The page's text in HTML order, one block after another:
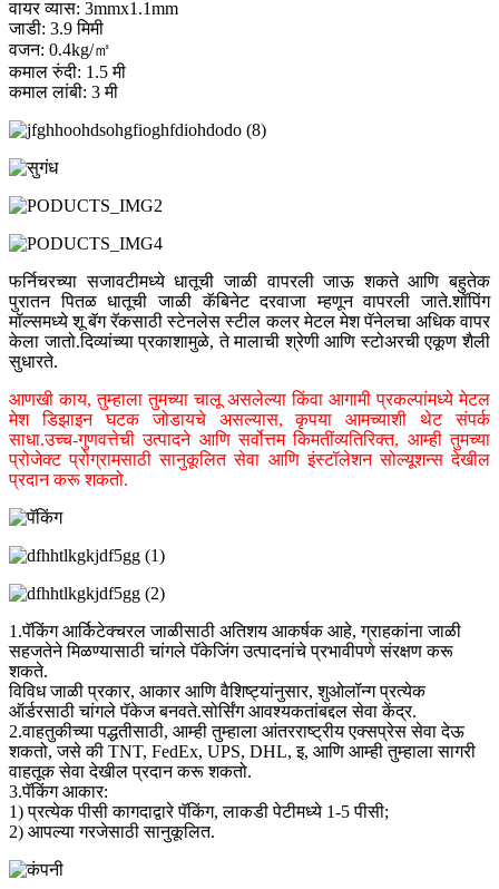
वायर व्यास: 3mmx1.1mm
जाडी: 3.9 मिमी
वजन: 0.4kg/㎡
कमाल रुंदी: 1.5 मी
कमाल लांबी: 3 मी
फर्निचरच्या सजावटीमध्ये धातूची जाळी वापरली जाऊ शकते आणि बहुतेक
पुरातन पितळ धातूची जाळी कॅबिनेट दरवाजा म्हणून वापरली जाते.शॉपिंग
मॉल्समध्ये शू बॅग रॅकसाठी स्टेनलेस स्टील कलर मेटल मेश पॅनेलचा अधिक वापर
केला जातो.दिव्यांच्या प्रकाशामुळे, ते मालाची श्रेणी आणि स्टोअरची एकूण शैली
सुधारते.
आणखी काय, तुम्हाला तुमच्या चालू असलेल्या किंवा आगामी प्रकल्पांमध्ये मेटल
मेश डिझाइन घटक जोडायचे असल्यास, कृपया आमच्याशी थेट संपर्क
साधा.उच्च-गुणवत्तेची उत्पादने आणि सर्वोत्तम किमतींव्यतिरिक्त, आम्ही तुमच्या
प्रोजेक्ट प्रोग्रामसाठी सानुकूलित सेवा आणि इंस्टॉलेशन सोल्यूशन्स देखील
प्रदान करू शकतो.
1.पॅकिंग आर्किटेक्चरल जाळीसाठी अतिशय आकर्षक आहे, ग्राहकांना जाळी
सहजतेने मिळण्यासाठी चांगले पॅकेजिंग उत्पादनांचे प्रभावीपणे संरक्षण करू
शकते.
विविध जाळी प्रकार, आकार आणि वैशिष्ट्यांनुसार, शुओलॉन्ग प्रत्येक
ऑर्डरसाठी चांगले पॅकेज बनवते.सोर्सिंग आवश्यकतांबद्दल सेवा केंद्र.
2.वाहतुकीच्या पद्धतीसाठी, आम्ही तुम्हाला आंतरराष्ट्रीय एक्सप्रेस सेवा देऊ
शकतो, जसे की TNT, FedEx, UPS, DHL, इ, आणि आम्ही तुम्हाला सागरी
वाहतूक सेवा देखील प्रदान करू शकतो.
3.पॅकिंग आकार:
1) प्रत्येक पीसी कागदाद्वारे पॅकिंग, लाकडी पेटीमध्ये 1-5 पीसी;
2) आपल्या गरजेसाठी सानुकूलित.